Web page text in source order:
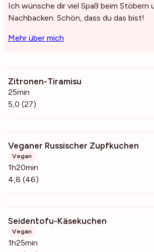
Ich wünsche dir viel Spaß beim Stöbern
Nachbacken. Schön, dass du das bist!
Mehr über mich
Zitronen-Tiramisu
25min
5,0 (27)
Veganer Russischer Zupfkuchen
Vegan
1h20min
4,8 (46)
Seidentofu-Käsekuchen
Vegan
1h25min